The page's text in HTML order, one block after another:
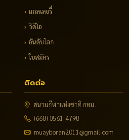
› แกลเลอรี่
› วิดีโอ
› อันดับโลก
› ใบสมัคร
ติดต่อ
สนามกีฬาแห่งชาติ กทม.
(668) 0561-4798
muayboran2011@gmail.com